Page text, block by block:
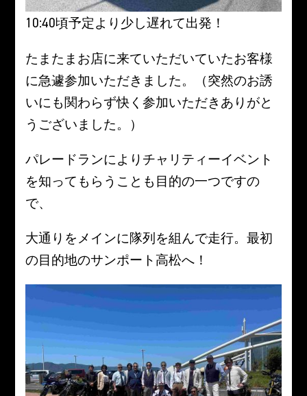
10:40頃予定より少し遅れて出発！
たまたまお店に来ていただいていたお客様
に急遽参加いただきました。（突然のお誘
いにも関わらず快く参加いただきありがと
うございました。）
パレードランによりチャリティーイベント
を知ってもらうことも目的の一つですの
で、
大通りをメインに隊列を組んで走行。最初
の目的地のサンポート高松へ！